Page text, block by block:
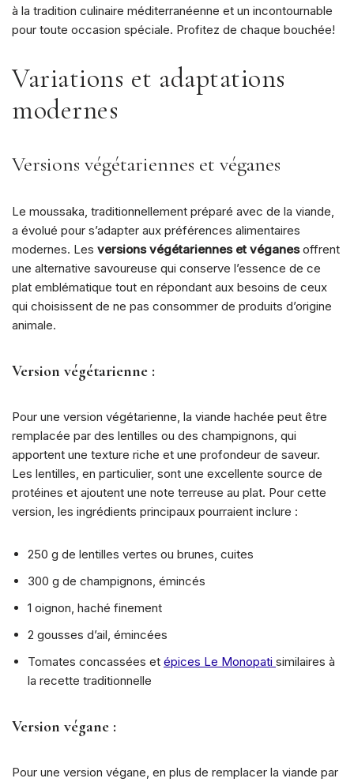
à la tradition culinaire méditerranéenne et un incontournable
pour toute occasion spéciale. Profitez de chaque bouchée!
Variations et adaptations
modernes
Versions végétariennes et véganes
Le moussaka, traditionnellement préparé avec de la viande,
a évolué pour s’adapter aux préférences alimentaires
modernes. Les versions végétariennes et véganesoffrent
une alternative savoureuse qui conserve l’essence de ce
plat emblématique tout en répondant aux besoins de ceux
qui choisissent de ne pas consommer de produits d’origine
animale.
Version végétarienne :
Pour une version végétarienne, la viande hachée peut être
remplacée par des lentilles ou des champignons, qui
apportent une texture riche et une profondeur de saveur.
Les lentilles, en particulier, sont une excellente source de
protéines et ajoutent une note terreuse au plat. Pour cette
version, les ingrédients principaux pourraient inclure :
250 g de lentilles vertes ou brunes, cuites
300 g de champignons, émincés
1 oignon, haché finement
2 gousses d’ail, émincées
Tomates concassées et épices Le Monopati similaires à
la recette traditionnelle
Version végane :
Pour une version végane, en plus de remplacer la viande par